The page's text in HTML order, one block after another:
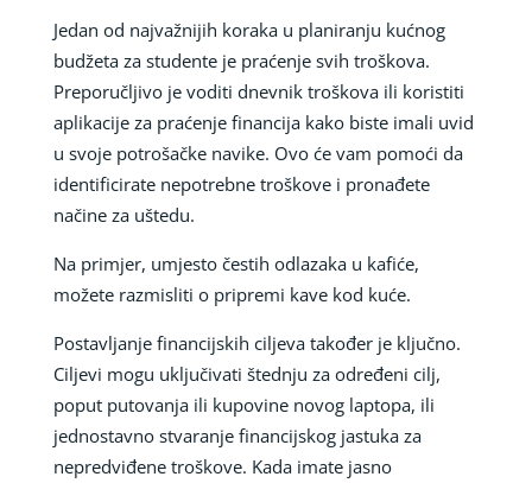
Jedan od najvažnijih koraka u planiranju kućnog
budžeta za studente je praćenje svih troškova.
Preporučljivo je voditi dnevnik troškova ili koristiti
aplikacije za praćenje financija kako biste imali uvid
u svoje potrošačke navike. Ovo će vam pomoći da
identificirate nepotrebne troškove i pronađete
načine za uštedu.
Na primjer, umjesto čestih odlazaka u kafiće,
možete razmisliti o pripremi kave kod kuće.
Postavljanje financijskih ciljeva također je ključno.
Ciljevi mogu uključivati štednju za određeni cilj,
poput putovanja ili kupovine novog laptopa, ili
jednostavno stvaranje financijskog jastuka za
nepredviđene troškove. Kada imate jasno